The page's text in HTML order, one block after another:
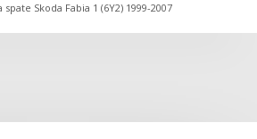
Skoda Fabia 1 (6Y2) 1999-2007